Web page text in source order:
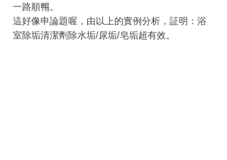
一路順𣈱。
這好像申論題喔，由以上的實例分析，証明：浴
室除垢清潔劑除水垢/尿垢/皂垢超有效。